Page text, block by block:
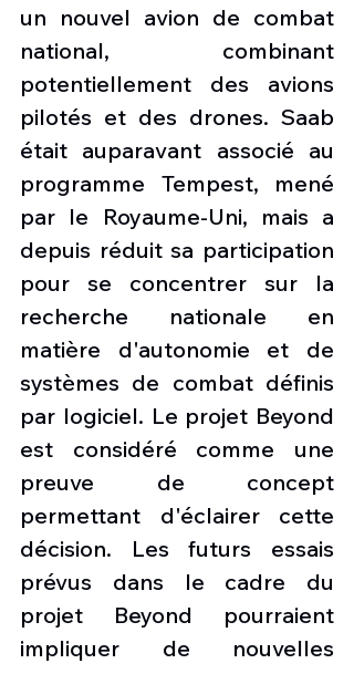
un nouvel avion de combat
national, combinant
potentiellement des avions
pilotés et des drones. Saab
était auparavant associé au
programme Tempest, mené
par le Royaume-Uni, mais a
depuis réduit sa participation
pour se concentrer sur la
recherche nationale en
matière d'autonomie et de
systèmes de combat définis
par logiciel. Le projet Beyond
est considéré comme une
preuve de concept
permettant d'éclairer cette
décision. Les futurs essais
prévus dans le cadre du
projet Beyond pourraient
impliquer de nouvelles